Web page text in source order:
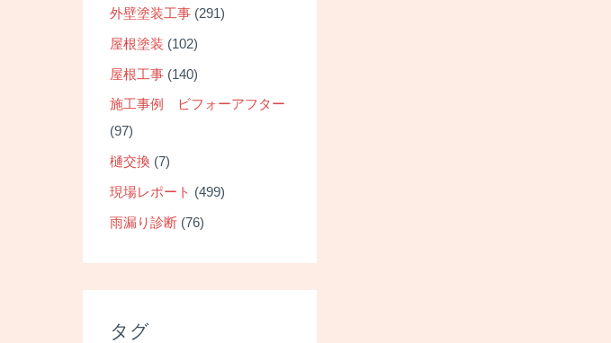
外壁塗装工事 (291)
屋根塗装 (102)
屋根工事 (140)
施工事例 ビフォーアフター
(97)
樋交換 (7)
現場レポート (499)
雨漏り診断 (76)
タグ